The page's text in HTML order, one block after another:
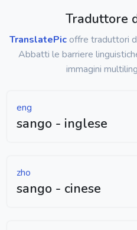
Traduttore
TranslatePicoffre traduttori
Abbatti le barriere
immagini
eng
sango - inglese
zho
sango - cinese